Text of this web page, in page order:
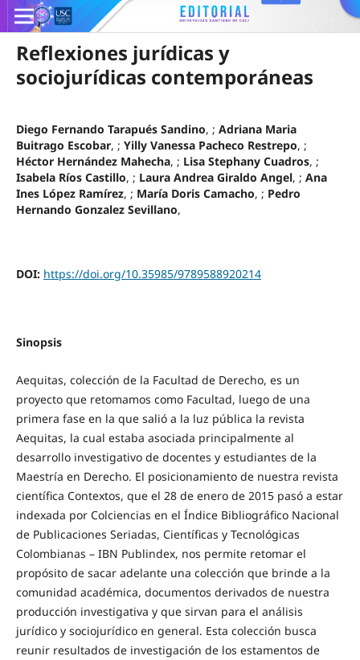
Reflexiones jurídicas y
sociojurídicas contemporáneas
Diego Fernando Tarapués Sandino, ; Adriana Maria
Buitrago Escobar, ; Yilly Vanessa Pacheco Restrepo, ;
Héctor Hernández Mahecha, ; Lisa Stephany Cuadros, ;
Isabela Ríos Castillo, ; Laura Andrea Giraldo Angel, ; Ana
Ines López Ramírez, ; María Doris Camacho, ; Pedro
Hernando Gonzalez Sevillano,
DOI: https://doi.org/10.35985/9789588920214
Sinopsis
Aequitas, colección de la Facultad de Derecho, es un
proyecto que retomamos como Facultad, luego de una
primera fase en la que salió a la luz pública la revista
Aequitas, la cual estaba asociada principalmente al
desarrollo investigativo de docentes y estudiantes de la
Maestría en Derecho. El posicionamiento de nuestra revista
científica Contextos, que el 28 de enero de 2015 pasó a estar
indexada por Colciencias en el Índice Bibliográfico Nacional
de Publicaciones Seriadas, Científicas y Tecnológicas
Colombianas – IBN Publindex, nos permite retomar el
propósito de sacar adelante una colección que brinde a la
comunidad académica, documentos derivados de nuestra
producción investigativa y que sirvan para el análisis
jurídico y sociojurídico en general. Esta colección busca
reunir resultados de investigación de los estamentos de